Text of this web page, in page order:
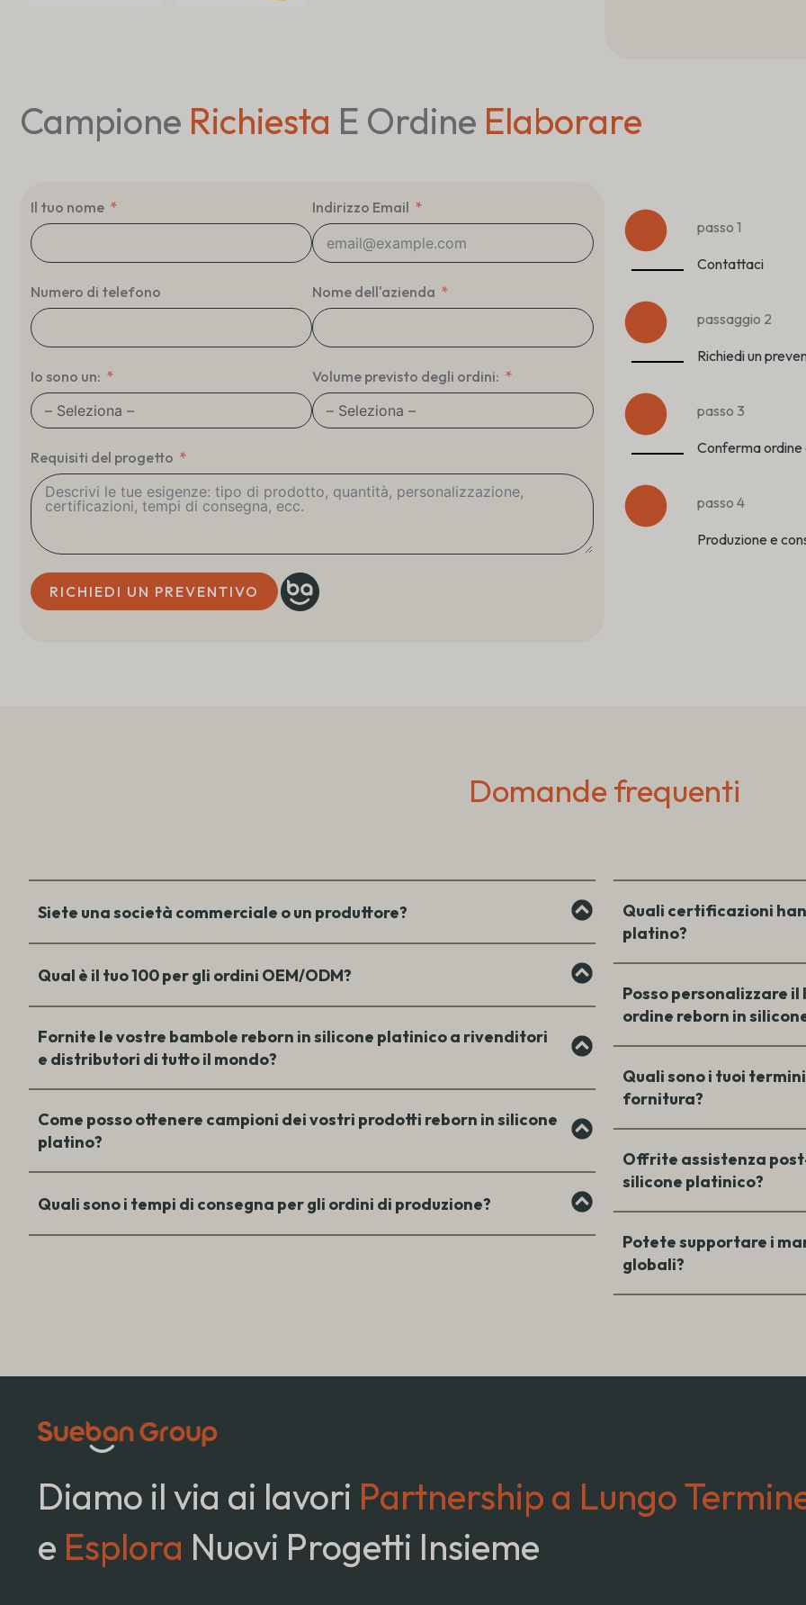
Campione Richiesta E Ordine Elaborare
Il tuo nome
Numero di telefono
Io sono un:
Indirizzo Email
Nome dell'azienda
Volume previsto degli ordini:
Requisiti del progetto
RICHIEDI UN PREVENTIVO
passo 1
Contattaci
passaggio 2
Richiedi un
passo 3
Conferma
passo 4
Produzione e
Domande frequenti
Siete una società commerciale o un produttore?
Qual è il tuo 100 per gli ordini OEM/ODM?
Fornite le vostre bambole reborn in silicone platinico a rivenditori
e distributori di tutto il mondo?
Come posso ottenere campioni dei vostri prodotti reborn in silicone
platino?
Quali sono i tempi di consegna per gli ordini di produzione?
Quali certificazioni
platino?
Posso personalizzare
ordine reborn in
Quali sono i tuoi
fornitura?
Offrite assistenza
silicone platinico?
Potete supportare i
globali?
Diamo il via ai lavori Partnership a Lungo
e Esplora Nuovi Progetti Insieme